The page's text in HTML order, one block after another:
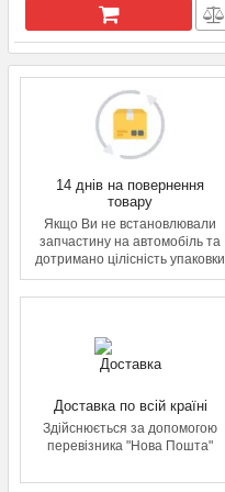
14 днів на повернення
товару
Якщо Ви не встановлювали
запчастину на автомобіль та
дотримано цілісність упаковки
Доставка по всій країні
Здійснюється за допомогою
перевізника "Нова Пошта"